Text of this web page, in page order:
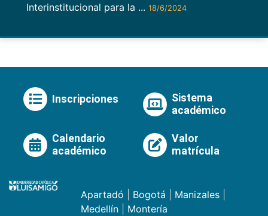
Interinstitucional para la ... 18/6/2024
Inscripciones
Sistema
académico
Calendario
académico
Valor
matrícula
Apartadó Bogotá Manizales
Medellín
Montería